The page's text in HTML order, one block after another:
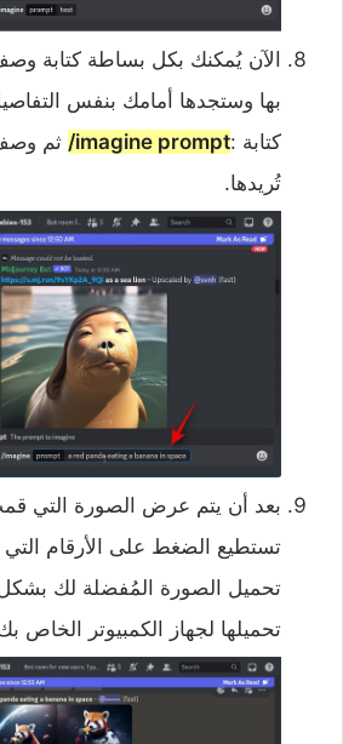
الآن يُمكنك بكل بساطة كتابة
بها وستجدها أمامك بنفس
كتابة :imagine prompt/ ثم
تُريدها.
بعد أن يتم عرض الصورة التي
تستطيع الضغط على الأرقام التي
تحميل الصورة المُفضلة لك
تحميلها لجهاز الكمبيوتر الخاص